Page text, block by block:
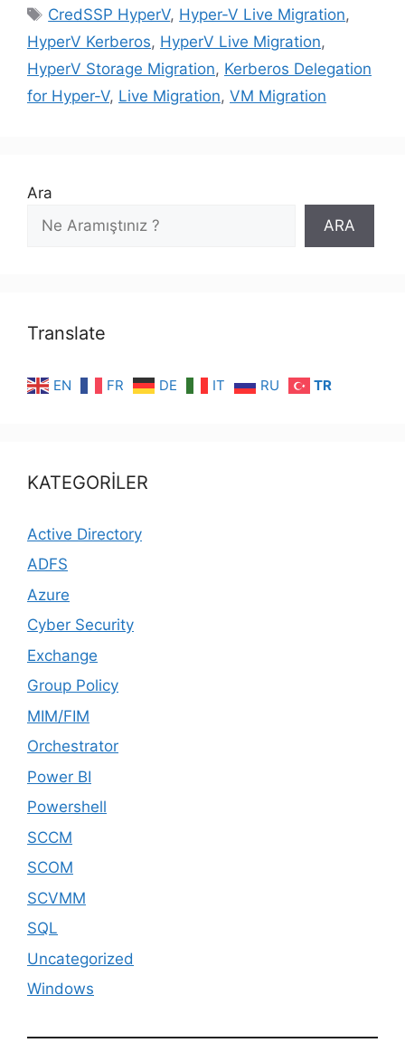
Etiketler
CredSSP HyperV, Hyper-V Live Migration,
HyperV Kerberos, HyperV Live Migration,
HyperV Storage Migration, Kerberos Delegation
for Hyper-V, Live Migration, VM Migration
Ara
ARA
Translate
EN FR DE IT RU TR
KATEGORİLER
Active Directory
ADFS
Azure
Cyber Security
Exchange
Group Policy
MIM/FIM
Orchestrator
Power BI
Powershell
SCCM
SCOM
SCVMM
SQL
Uncategorized
Windows